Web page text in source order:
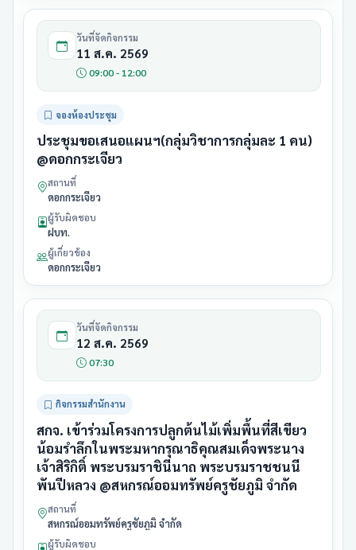
วันที่จัดกิจกรรม
11 ส.ค. 2569
09:00 - 12:00
จองห้องประชุม
ประชุมขอเสนอแผนฯ(กลุ่มวิชาการกลุ่มละ 1 คน)
@ดอกกระเจียว
สถานที่
ดอกกระเจียว
ผู้รับผิดชอบ
ฝบท.
ผู้เกี่ยวข้อง
ดอกกระเจียว
วันที่จัดกิจกรรม
12 ส.ค. 2569
07:30
กิจกรรมสำนักงาน
สกจ. เข้าร่วมโครงการปลูกต้นไม้เพิ่มพื้นที่สีเขียว
น้อมรำลึกในพระมหากรุณาธิคุณสมเด็จพระนาง
เจ้าสิริกิติ์ พระบรมราชินีนาถ พระบรมราชชนนี
พันปีหลวง @สหกรณ์ออมทรัพย์ครูชัยภูมิ จำกัด
สถานที่
สหกรณ์ออมทรัพย์ครูชัยภูมิ จำกัด
ผู้รับผิดชอบ